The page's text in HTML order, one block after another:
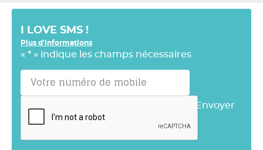
I LOVE SMS !
Plus d'informations
« * » indique les champs nécessaires
Envoyer